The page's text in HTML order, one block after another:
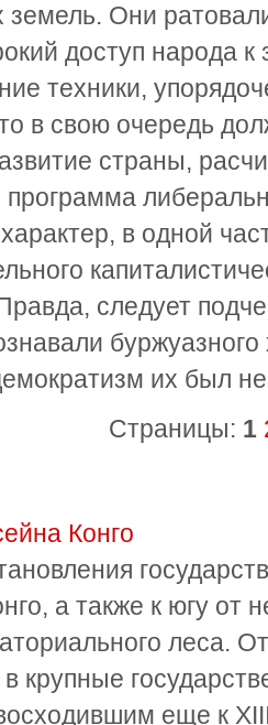
земель. Они
доступ народа
техники,
в свою очередь
страны,
в одной
сле­дует
их был
Страницы: 1
Конго
а также к югу от
леса.
крупные
еще к XIII